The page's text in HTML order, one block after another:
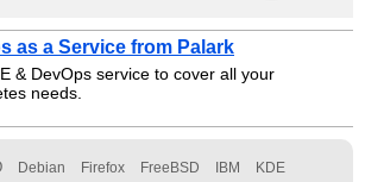
as a Service from Palark
& DevOps service to cover all your
needs.
Debian Firefox FreeBSD IBM KDE